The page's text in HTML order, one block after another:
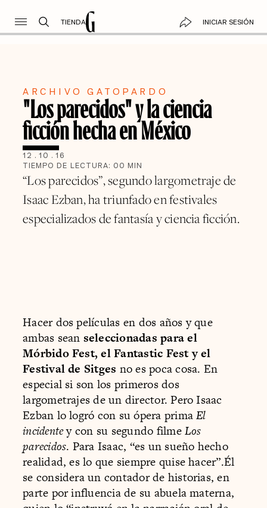
TIENDA INICIAR SESIÓN
ARCHIVO GATOPARDO
"Los parecidos" y la ciencia
ficción hecha en México
12 . 10 . 16
TIEMPO DE LECTURA: 00 MIN
“Los parecidos”, segundo largometraje de
Isaac Ezban, ha triunfado en festivales
especializados de fantasía y ciencia ficción.
Hacer dos películas en dos años y que
ambas sean seleccionadas para el
Mórbido Fest, el Fantastic Fest y el
Festival de Sitges no es poca cosa. En
especial si son los primeros dos
largometrajes de un director. Pero Isaac
Ezban lo logró con su ópera primaEl
incidentey con su segundo filmeLos
parecidos. Para Isaac, “es un sueño hecho
realidad, es lo que siempre quise hacer”.Él
se considera un contador de historias, en
parte por influencia de su abuela materna,